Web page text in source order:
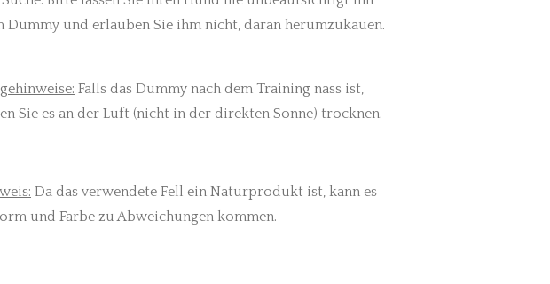
Dummy und erlauben Sie ihm nicht, daran herumzukauen.
Falls das Dummy nach dem Training nass ist,
Sie es an der Luft (nicht in der direkten Sonne) trocknen.
Da das verwendete Fell ein Naturprodukt ist, kann es
und Farbe zu Abweichungen kommen.